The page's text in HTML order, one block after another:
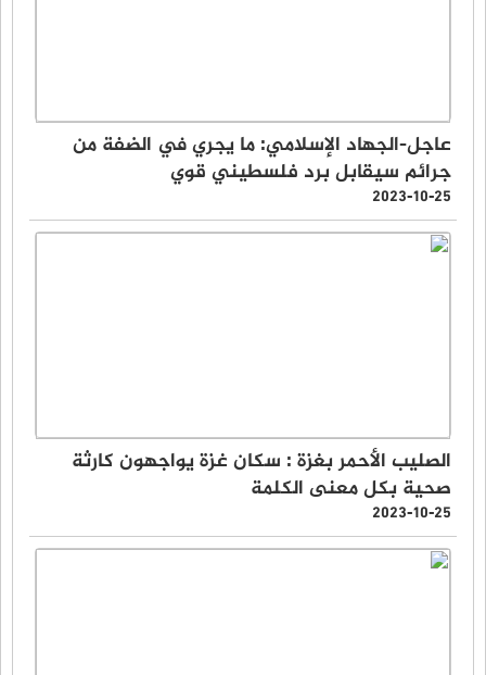
عاجل-الجهاد الإسلامي: ما يجري في الضفة من
جرائم سيقابل برد فلسطيني قوي
2023-10-25
الصليب الأحمر بغزة : سكان غزة يواجهون كارثة
صحية بكل معنى الكلمة
2023-10-25